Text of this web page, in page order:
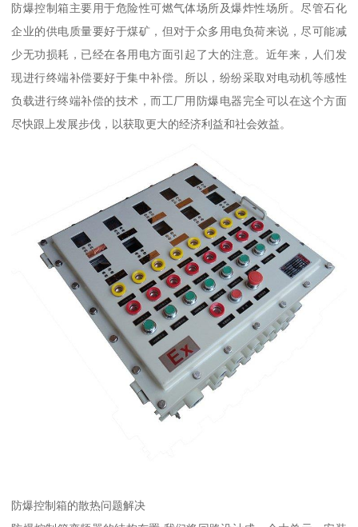
防爆控制箱主要用于危险性可燃气体场所及爆炸性场所。尽管石化
企业的供电质量要好于煤矿，但对于众多用电负荷来说，尽可能减
少无功损耗，已经在各用电方面引起了大的注意。近年来，人们发
现进行终端补偿要好于集中补偿。所以，纷纷采取对电动机等感性
负载进行终端补偿的技术，而工厂用防爆电器完全可以在这个方面
尽快跟上发展步伐，以获取更大的经济利益和社会效益。
防爆控制箱的散热问题解决